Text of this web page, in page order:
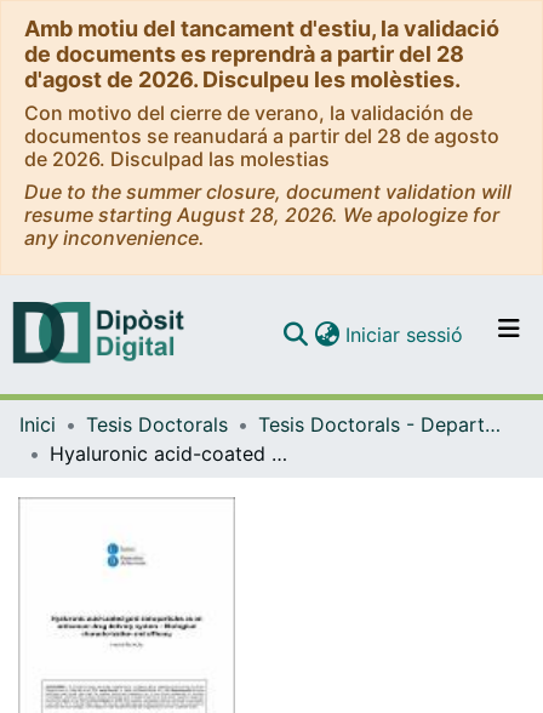
Amb motiu del tancament d'estiu, la validació
de documents es reprendrà a partir del 28
d'agost de 2026. Disculpeu les molèsties.
Con motivo del cierre de verano, la validación de
documentos se reanudará a partir del 28 de agosto
de 2026. Disculpad las molestias
Due to the summer closure, document validation will
resume starting August 28, 2026. We apologize for
any inconvenience.
Navega per tot el DD
Iniciar sessió (current)
Inici Tesis Doctorals
Tesis Doctorals - Departament - Farmàcia i Tecnologia Farmacèutica
Hyaluronic acid-coated gold nanoparticles as an anticancer drug delivery system - Biological characterization and efficacy